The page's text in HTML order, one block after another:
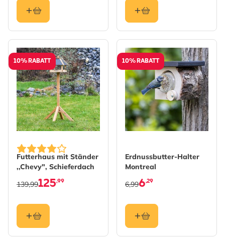
10% RABATT
Futterhaus mit Ständer
,,Chevy", Schieferdach
125,99
139,99
10% RABATT
Erdnussbutter-Halter
Montreal
6,29
6,99